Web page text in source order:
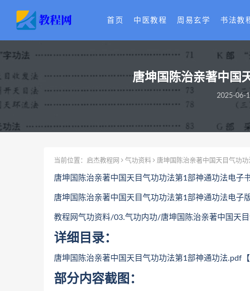
首页 中医教程 周易玄学 书法教
唐坤国陈治亲著中国
2025-06-
当前位置： 启杰教程网 气功资料 唐坤国陈治亲著中国天目气功
唐坤国陈治亲著中国天目气功功法第1部神通功法电子
唐坤国陈治亲著中国天目气功功法第1部神通功法电子
教程网气功资料/03.气功内功/唐坤国陈治亲著中国天
详细目录：
唐坤国陈治亲著中国天目气功功法第1部神通功法.pdf【
部分内容截图：